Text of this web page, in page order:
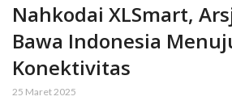
Nahkodai XLSmart,
Bawa Indonesia
Konektivitas
25 Maret 2025